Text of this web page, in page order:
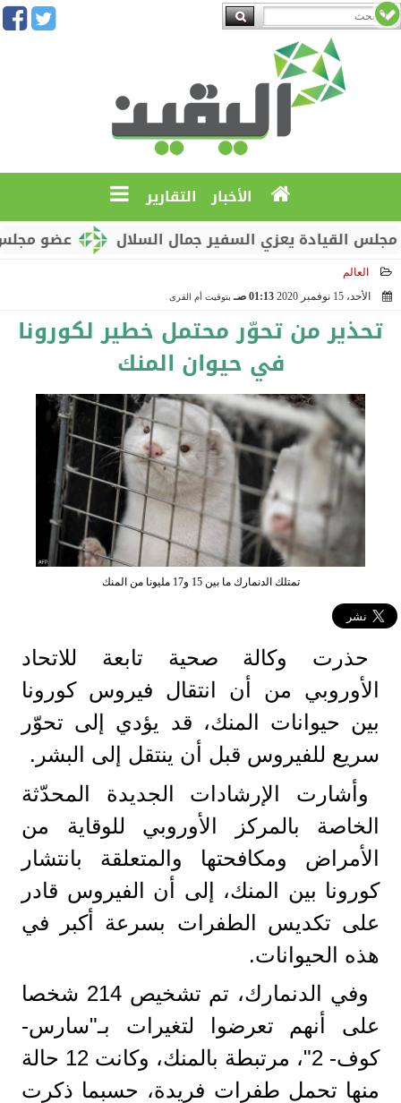
الأخبار التقارير
عضو مجلس
يعزي السفير جمال السلال
العالم
الأحد، 15 نوفمبر 2020
01:13 صـ بتوقيت أم القرى
تحذير من تحوّر محتمل خطير لكورونا
في حيوان المنك
تمتلك الدنمارك ما بين 15 و17 مليونا من المنك
حذرت وكالة صحية تابعة للاتحاد
الأوروبي من أن انتقال فيروس كورونا
بين حيوانات المنك، قد يؤدي إلى تحوّر
سريع للفيروس قبل أن ينتقل إلى البشر.
وأشارت الإرشادات الجديدة المحدّثة
الخاصة بالمركز الأوروبي للوقاية من
الأمراض ومكافحتها والمتعلقة بانتشار
كورونا بين المنك، إلى أن الفيروس قادر
على تكديس الطفرات بسرعة أكبر في
هذه الحيوانات.
وفي الدنمارك، تم تشخيص 214 شخصا
على أنهم تعرضوا لتغيرات بـ"سارس-
كوف- 2"، مرتبطة بالمنك، وكانت 12 حالة
منها تحمل طفرات فريدة، حسبما ذكرت